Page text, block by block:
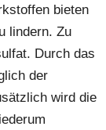
bieten
lindern. Zu
Durch das
der
wird die